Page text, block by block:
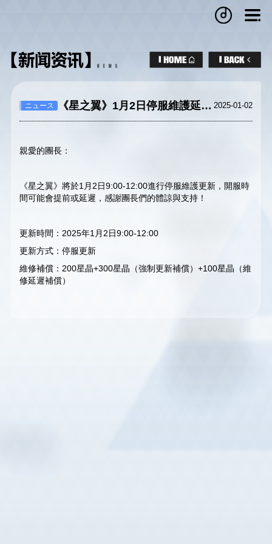
ニュース 《星之翼》1月2日停服維護延長公告 2025-01-02
親愛的團長：
《星之翼》將於1月2日9:00-12:00進行停服維護更新，開服時
間可能會提前或延遲，感謝團長們的體諒與支持！
更新時間：2025年1月2日9:00-12:00
更新方式：停服更新
維修補償：200星晶+300星晶（強制更新補償）+100星晶（維
修延遲補償）